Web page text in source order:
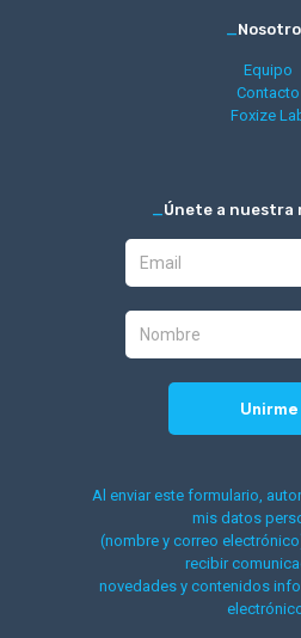
_
Equipo
Contacto
Foxize
_Únete a
Al enviar este formulario,
mis datos
(nombre y correo
recibir
novedades y contenidos